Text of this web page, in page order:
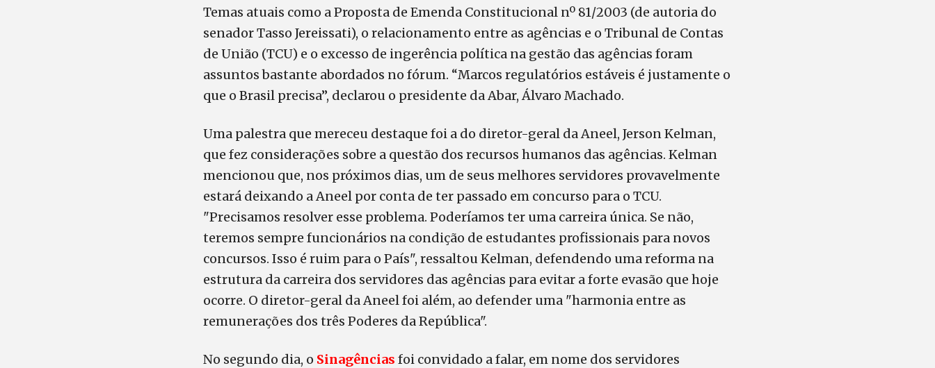
Temas atuais como a Proposta de Emenda Constitucional nº 81/2003 (de autoria do
senador Tasso Jereissati), o relacionamento entre as agências e o Tribunal de Contas
de União (TCU) e o excesso de ingerência política na gestão das agências foram
assuntos bastante abordados no fórum. “Marcos regulatórios estáveis é justamente o
que o Brasil precisa”, declarou o presidente da Abar, Álvaro Machado.
Uma palestra que mereceu destaque foi a do diretor-geral da Aneel, Jerson Kelman,
que fez considerações sobre a questão dos recursos humanos das agências. Kelman
mencionou que, nos próximos dias, um de seus melhores servidores provavelmente
estará deixando a Aneel por conta de ter passado em concurso para o TCU.
"Precisamos resolver esse problema. Poderíamos ter uma carreira única. Se não,
teremos sempre funcionários na condição de estudantes profissionais para novos
concursos. Isso é ruim para o País", ressaltou Kelman, defendendo uma reforma na
estrutura da carreira dos servidores das agências para evitar a forte evasão que hoje
ocorre. O diretor-geral da Aneel foi além, ao defender uma "harmonia entre as
remunerações dos três Poderes da República".
No segundo dia, o Sinagências foi convidado a falar, em nome dos servidores